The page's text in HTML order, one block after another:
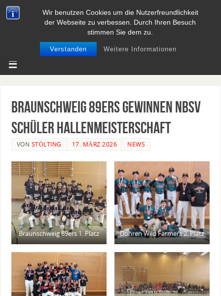
Wir benutzen Cookies um die Nutzerfreundlichkeit
der Webseite zu verbessen. Durch Ihren Besuch
stimmen Sie dem zu.
Verstanden Weitere Informationen
BASEBALL UND SOFTBALL IN
NIEDERSACHSEN
Braunschweig 89ers gewinnen NBSV
Schüler Hallenmeisterschaft
VON STÖLTING 17. MÄRZ 2026 NEWS
Braunschweig 89ers 1. Platz Dohren Wild Farmers 2. Platz